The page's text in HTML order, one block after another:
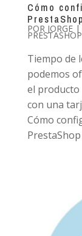
Cómo
POR JORGE|
Tiempo de
podemos
el producto
con una
Cómo